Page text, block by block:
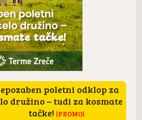
poletni odklop za
družino – tudi za kosmate
tačke! |PROMO|